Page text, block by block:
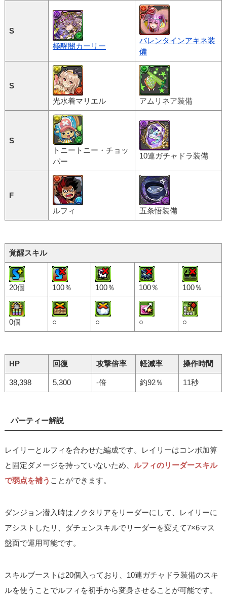
S
極醒闇カーリー
バレンタインアキネ装
備
S
光水着マリエル
アムリネア装備
S
トニートニー・チョッ
パー
10連ガチャドラ装備
F
ルフィ
五条悟装備
覚醒スキル
20個 100％ 100％ 100％ 100％
0個 ○ ○ ○ ○
HP 回復 攻撃倍率 軽減率 操作時間
38,398 5,300 -倍 約92％ 11秒
パーティー解説
レイリーとルフィを合わせた編成です。レイリーはコンボ加算
と固定ダメージを持っていないため、 ルフィのリーダースキル
で弱点を補う ことができます。
ダンジョン潜入時はノクタリアをリーダーにして、レイリーに
アシストしたリ、ダチェンスキルでリーダーを変えて7×6マス
盤面で運用可能です。
スキルブーストは20個入っており、10連ガチャドラ装備のスキ
ルを使うことでルフィを初手から変身させることが可能です。